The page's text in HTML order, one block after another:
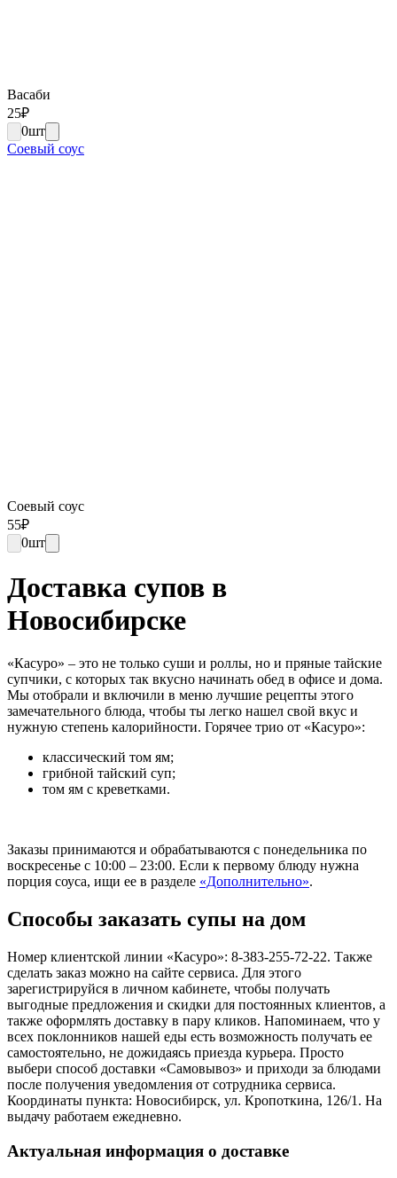
Васаби
25₽
0шт
Соевый соус
Соевый соус
55₽
0шт
Доставка супов в
Новосибирске
«Касуро» – это не только суши и роллы, но и пряные тайские
супчики, с которых так вкусно начинать обед в офисе и дома.
Мы отобрали и включили в меню лучшие рецепты этого
замечательного блюда, чтобы ты легко нашел свой вкус и
нужную степень калорийности. Горячее трио от «Касуро»:
классический том ям;
грибной тайский суп;
том ям с креветками.
Заказы принимаются и обрабатываются с понедельника по
воскресенье с 10:00 – 23:00. Если к первому блюду нужна
порция соуса, ищи ее в разделе «Дополнительно».
Способы заказать супы на дом
Номер клиентской линии «Касуро»: 8-383-255-72-22. Также
сделать заказ можно на сайте сервиса. Для этого
зарегистрируйся в личном кабинете, чтобы получать
выгодные предложения и скидки для постоянных клиентов, а
также оформлять доставку в пару кликов. Напоминаем, что у
всех поклонников нашей еды есть возможность получать ее
самостоятельно, не дожидаясь приезда курьера. Просто
выбери способ доставки «Самовывоз» и приходи за блюдами
после получения уведомления от сотрудника сервиса.
Координаты пункта: Новосибирск, ул. Кропоткина, 126/1. На
выдачу работаем ежедневно.
Актуальная информация о доставке